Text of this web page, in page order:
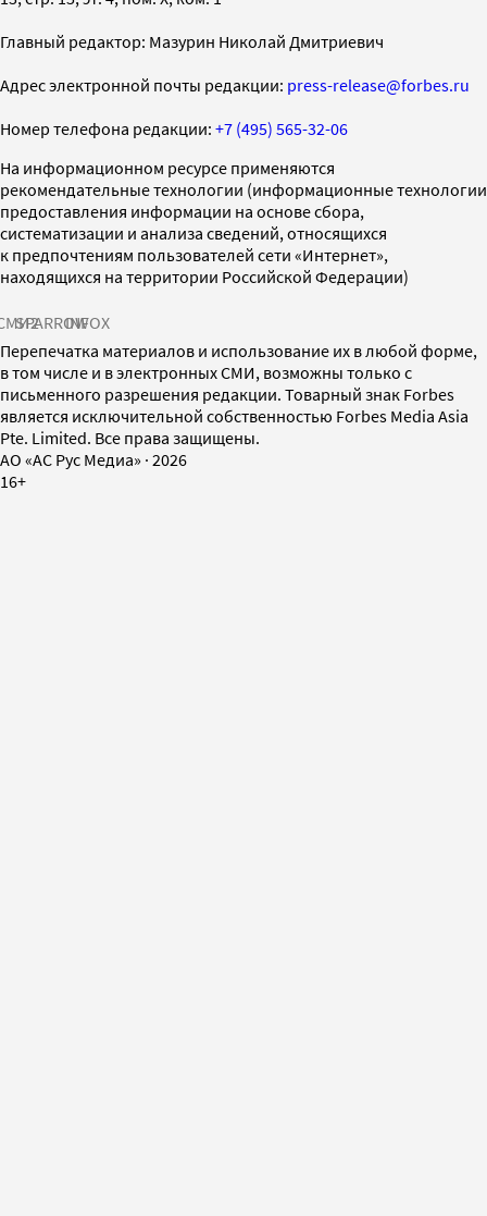
Главный редактор: Мазурин Николай Дмитриевич
Адрес электронной почты редакции: press-release@forbes.ru
Номер телефона редакции: +7 (495) 565-32-06
На информационном ресурсе применяются
рекомендательные технологии (информационные технологии
предоставления информации на основе сбора,
систематизации и анализа сведений, относящихся
к предпочтениям пользователей сети «Интернет»,
находящихся на территории Российской Федерации)
SPARROWINFOX
Перепечатка материалов и использование их в любой форме,
в том числе и в электронных СМИ, возможны только с
письменного разрешения редакции. Товарный знак Forbes
является исключительной собственностью Forbes Media Asia
Pte. Limited. Все права защищены.
AO «АС Рус Медиа» · 2026
16+